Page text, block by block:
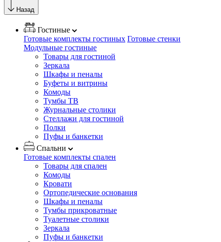
Назад
Гостиные
Готовые комплекты гостиных Готовые стенки
Модульные гостиные
Товары для гостиной
Зеркала
Шкафы и пеналы
Буфеты и витрины
Комоды
Тумбы ТВ
Журнальные столики
Стеллажи для гостиной
Полки
Пуфы и банкетки
Спальни
Готовые комплекты спален
Товары для спален
Комоды
Кровати
Ортопедические основания
Шкафы и пеналы
Тумбы прикроватные
Туалетные столики
Зеркала
Пуфы и банкетки